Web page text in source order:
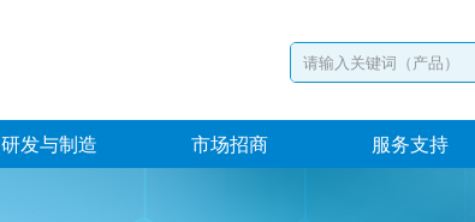
研发与制造 市场招商 服务支持